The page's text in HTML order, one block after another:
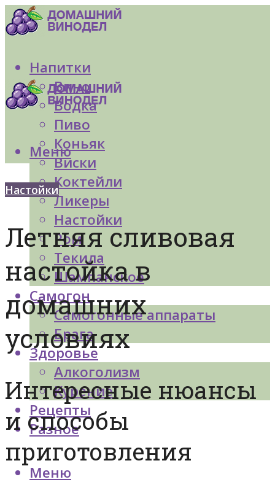
Напитки
Вино
Водка
Пиво
Коньяк
Виски
Коктейли
Ликеры
Настойки
Ром
Текила
Шампанское
Самогон
Самогонные аппараты
Брага
Здоровье
Алкоголизм
Курение
Рецепты
Разное
Меню
Меню
Настойки
Летняя сливовая
настойка в
домашних
условиях
Интересные нюансы
и способы
приготовления